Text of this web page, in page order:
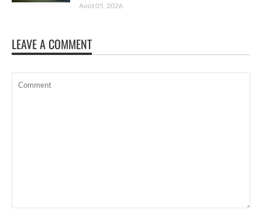
Août 05, 2026
LEAVE A COMMENT